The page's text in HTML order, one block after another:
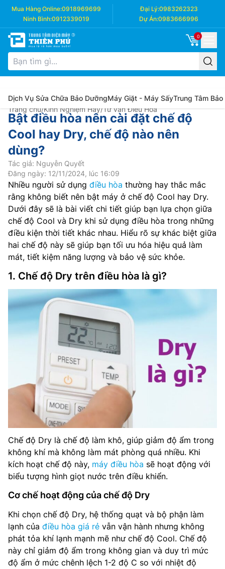
Mua Hàng Online:0918969699 Đại Lý:0983262323
Ninh Bình:0912339019 Dự Án:0983666996
0
Dịch Vụ Sửa Chữa Bảo DưỡngMáy Giặt - Máy SấyTrung Tâm Bảo
Trang chủ/Kinh Nghiệm Hay/Tư vấn Điều Hòa
Bật điều hòa nên cài đặt chế độ
Cool hay Dry, chế độ nào nên
dùng?
Tác giả: Nguyễn Quyết
Đăng ngày: 12/11/2024, lúc 16:09
Nhiều người sử dụng điều hòa thường hay thắc mắc
rằng không biết nên bật máy ở chế độ Cool hay Dry.
Dưới đây sẽ là bài viết chi tiết giúp bạn lựa chọn giữa
chế độ Cool và Dry khi sử dụng điều hòa trong những
điều kiện thời tiết khác nhau. Hiểu rõ sự khác biệt giữa
hai chế độ này sẽ giúp bạn tối ưu hóa hiệu quả làm
mát, tiết kiệm năng lượng và bảo vệ sức khỏe.
1. Chế độ Dry trên điều hòa là gì?
Chế độ Dry là chế độ làm khô, giúp giảm độ ẩm trong
không khí mà không làm mát phòng quá nhiều. Khi
kích hoạt chế độ này, máy điều hòa sẽ hoạt động với
biểu tượng hình giọt nước trên điều khiển.
Cơ chế hoạt động của chế độ Dry
Khi chọn chế độ Dry, hệ thống quạt và bộ phận làm
lạnh của điều hòa giá rẻ vẫn vận hành nhưng không
phát tỏa khí lạnh mạnh mẽ như chế độ Cool. Chế độ
này chỉ giảm độ ẩm trong không gian và duy trì mức
độ ẩm ở mức chênh lệch 1-2 độ C so với nhiệt độ